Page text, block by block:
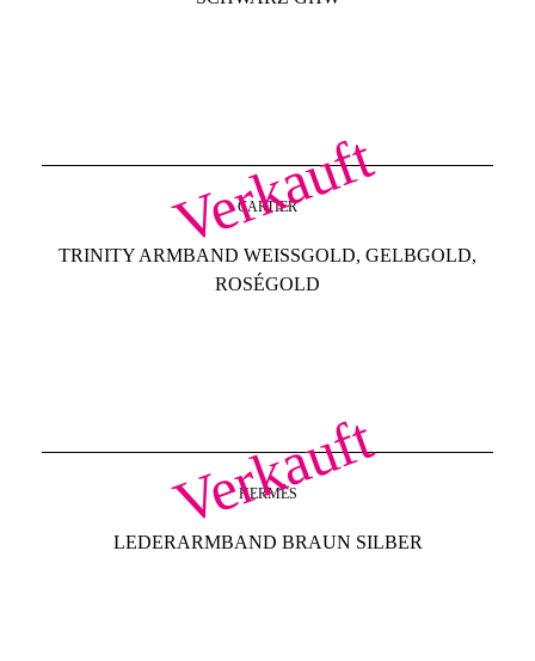
Verkauft
CARTIER
TRINITY ARMBAND WEISSGOLD, GELBGOLD, R
OSÉGOLD
Verkauft
HERMÈS
LEDERARMBAND BRAUN SILBER